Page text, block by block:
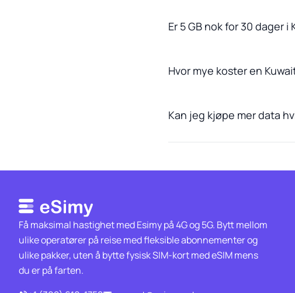
Er 5 GB nok for 30 dager i
Hvor mye koster en
Kan jeg kjøpe mer data
Få maksimal hastighet med Esimy på 4G og 5G. Bytt mellom
ulike operatører på reise med fleksible abonnementer og
ulike pakker, uten å bytte fysisk SIM-kort med eSIM mens
du er på farten.